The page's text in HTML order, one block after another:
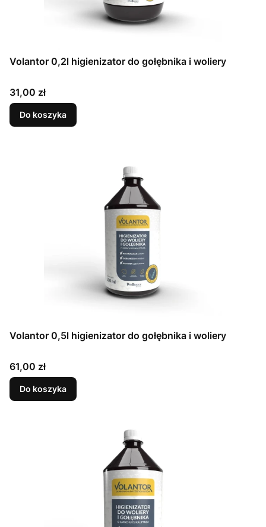
Volantor 0,2l higienizator do gołębnika i woliery
Cena
31,00 zł
Do koszyka
Volantor 0,5l higienizator do gołębnika i woliery
Cena
61,00 zł
Do koszyka